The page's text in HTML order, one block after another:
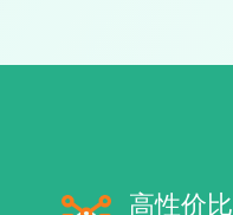
高性价比